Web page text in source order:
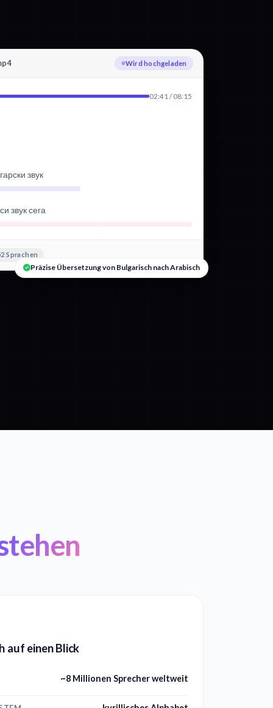
Bulgarisch wird transkribiert
02:41 / 08:15
звук
звук сега
Sprachen
Präzise Übersetzung von Bulgarisch nach Arabisch
auf einen Blick
~8 Millionen Sprecher weltweit